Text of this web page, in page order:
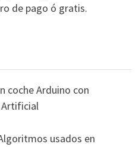
de pago ó gratis.
coche Arduino con
usados en